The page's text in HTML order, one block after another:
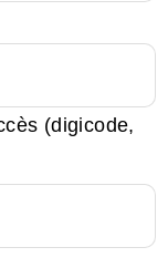
(digicode,